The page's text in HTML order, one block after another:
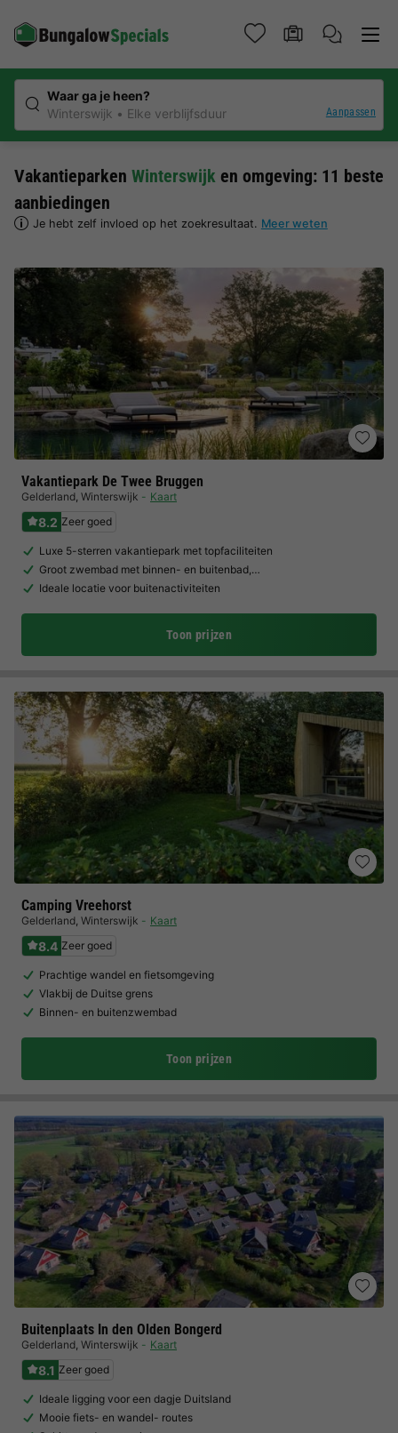
Waar ga je heen?
Winterswijk
Elke verblijfsduur Aanpassen
Vakantieparken Winterswijk en omgeving: 11 beste
aanbiedingen
Je hebt zelf invloed op het zoekresultaat. Meer weten
Vakantiepark De Twee Bruggen
Gelderland, Winterswijk Kaart
8.2 Zeer goed
Luxe 5-sterren vakantiepark met topfaciliteiten
Groot zwembad met binnen- en buitenbad,…
Ideale locatie voor buitenactiviteiten
Toon prijzen
Camping Vreehorst
Gelderland, Winterswijk Kaart
8.4 Zeer goed
Prachtige wandel en fietsomgeving
Vlakbij de Duitse grens
Binnen- en buitenzwembad
Toon prijzen
Buitenplaats In den Olden Bongerd
Gelderland, Winterswijk Kaart
8.1 Zeer goed
Ideale ligging voor een dagje Duitsland
Mooie fiets- en wandel- routes